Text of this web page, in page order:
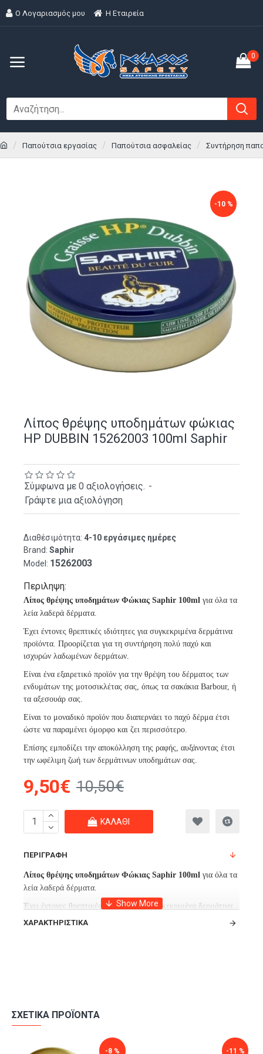
Ο Λογαριασμός μου H Εταιρεία
0
Παπούτσια εργασίας Παπούτσια ασφαλείας Συντήρηση
-10 %
Λίπος θρέψης υποδημάτων φώκιας
HP DUBBIN 15262003 100ml Saphir
Διαθέσιμότητα: 4-10 εργάσιμες ημέρες
Brand: Saphir
Model: 15262003
Σύμφωνα με 0 αξιολογήσεις. -
Γράψτε μια αξιολόγηση
Περιληψη:
Λίπος θρέψης υποδημάτων Φώκιας Saphir 100ml για όλα τα
λεία λαδερά δέρματα.
Έχει έντονες θρεπτικές ιδιότητες για συγκεκριμένα δερμάτινα
προϊόντα. Προορίζεται για τη συντήρηση πολύ παχύ και
ισχυρών λαδωμένων δερμάτων.
Είναι ένα εξαιρετικό προϊόν για την θρέψη του δέρματος των
ενδυμάτων της μοτοσικλέτας σας, όπως τα σακάκια Barbour, ή
τα αξεσουάρ σας.
Είναι το μοναδικό προϊόν που διαπερνάει το παχύ δέρμα έτσι
ώστε να παραμένει όμορφο και ζει περισσότερο.
Επίσης εμποδίζει την αποκόλληση της ραφής, αυξάνοντας έτσι
την ωφέλιμη ζωή των δερμάτινων υποδημάτων σας.
9,50€ 10,50€
ΚΑΛΆΘΙ
ΠΕΡΙΓΡΑΦΉ
Λίπος θρέψης υποδημάτων Φώκιας Saphir 100ml για όλα τα
λεία λαδερά δέρματα.
Έχει έντονες θρεπτικές ιδιότητες για συγκεκριμένα δερμάτινα
προϊόντα. Προορίζεται για τη συντήρηση πολύ παχύ και
ΧΑΡΑΚΤΗΡΙΣΤΙΚΆ
ΣΧΕΤΙΚΆ ΠΡΟΪΌΝΤΑ
-8 % -11 %